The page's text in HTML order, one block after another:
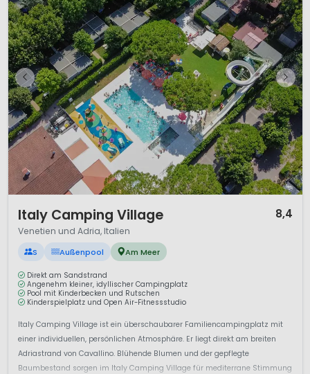
Italy Camping Village 8,4
Venetien und Adria, Italien
S Außenpool Am Meer
Direkt am Sandstrand
Angenehm kleiner, idyllischer Campingplatz
Pool mit Kinderbecken und Rutschen
Kinderspielplatz und Open Air-Fitnessstudio
Italy Camping Village ist ein überschaubarer Familiencampingplatz mit
einer individuellen, persönlichen Atmosphäre. Er liegt direkt am breiten
Adriastrand von Cavallino. Blühende Blumen und der gepflegte
Baumbestand sorgen im Italy Camping Village für mediterrane Stimmung